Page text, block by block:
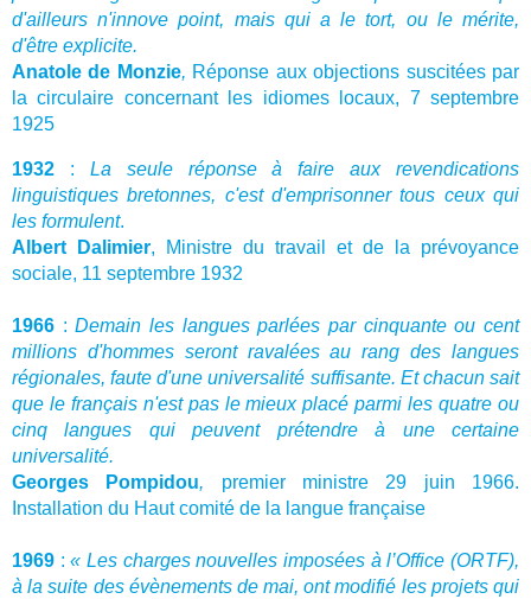
d'ailleurs n'innove point, mais qui a le tort, ou le mérite,
d'être explicite.
Anatole de Monzie, Réponse aux objections suscitées par
la circulaire concernant les idiomes locaux, 7 septembre
1925
1932 : La seule réponse à faire aux revendications
linguistiques bretonnes, c'est d'emprisonner tous ceux qui
les formulent.
Albert Dalimier, Ministre du travail et de la prévoyance
sociale, 11 septembre 1932
1966 :Demain les langues parlées par cinquante ou cent
millions d'hommes seront ravalées au rang des langues
régionales, faute d'une universalité suffisante. Et chacun sait
que le français n'est pas le mieux placé parmi les quatre ou
cinq langues qui peuvent prétendre à une certaine
universalité.
Georges Pompidou, premier ministre 29 juin 1966.
Installation du Haut comité de la langue française
1969 :« Les charges nouvelles imposées à l’Office (ORTF),
à la suite des évènements de mai, ont modifié les projets qui